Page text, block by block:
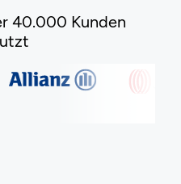
40.000 Kunden